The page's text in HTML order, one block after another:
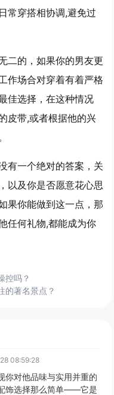
常穿搭相协调,避免过
二的，如果你的男友更
作场合对穿着有着严格
佳选择，在这种情况
皮带,或者根据他的兴
有一个绝对的答案，关
以及你是否愿意花心思
果你能做到这一点，那
任何礼物,都能成为你
控吗？
的著名景点？
08:59:28
你对他品味与实用并重的
饰选择那么简单——它是